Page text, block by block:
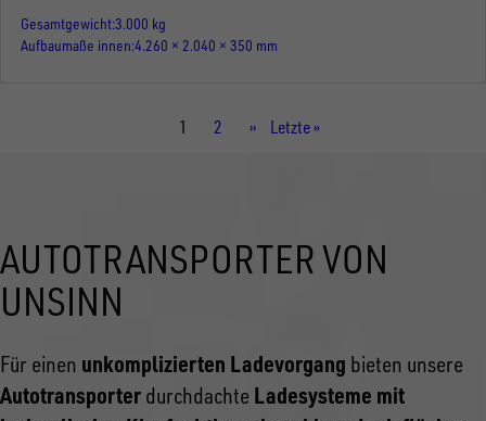
Gesamtgewicht3.000 kg
Aufbaumaße innen 4.260 × 2.040 × 350 mm
Aktuelle
1 Seite
2
Nächste
››
Letzte
Letzte »
AUTOTRANSPORTER VON
UNSINN
Für einen unkomplizierten Ladevorgang bieten unsere
Autotransporter durchdachte Ladesysteme mit